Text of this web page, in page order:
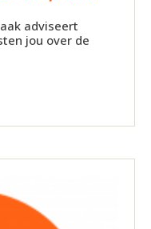
adviseert
jou over de